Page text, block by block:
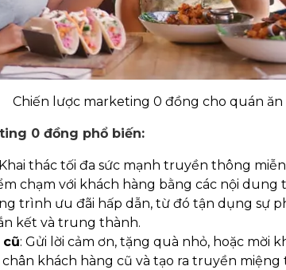
Chiến lược marketing 0 đồng cho quán ăn
0 đồng phổ biến:
thác tối đa sức mạnh truyền thông
chạm với khách hàng bằng các nội dung
trình ưu đãi hấp dẫn, từ đó tận dụng sự
kết và trung thành.
cũ: Gửi lời cảm ơn, tặng quà nhỏ, hoặc mời
khách hàng cũ và tạo ra truyền miệng